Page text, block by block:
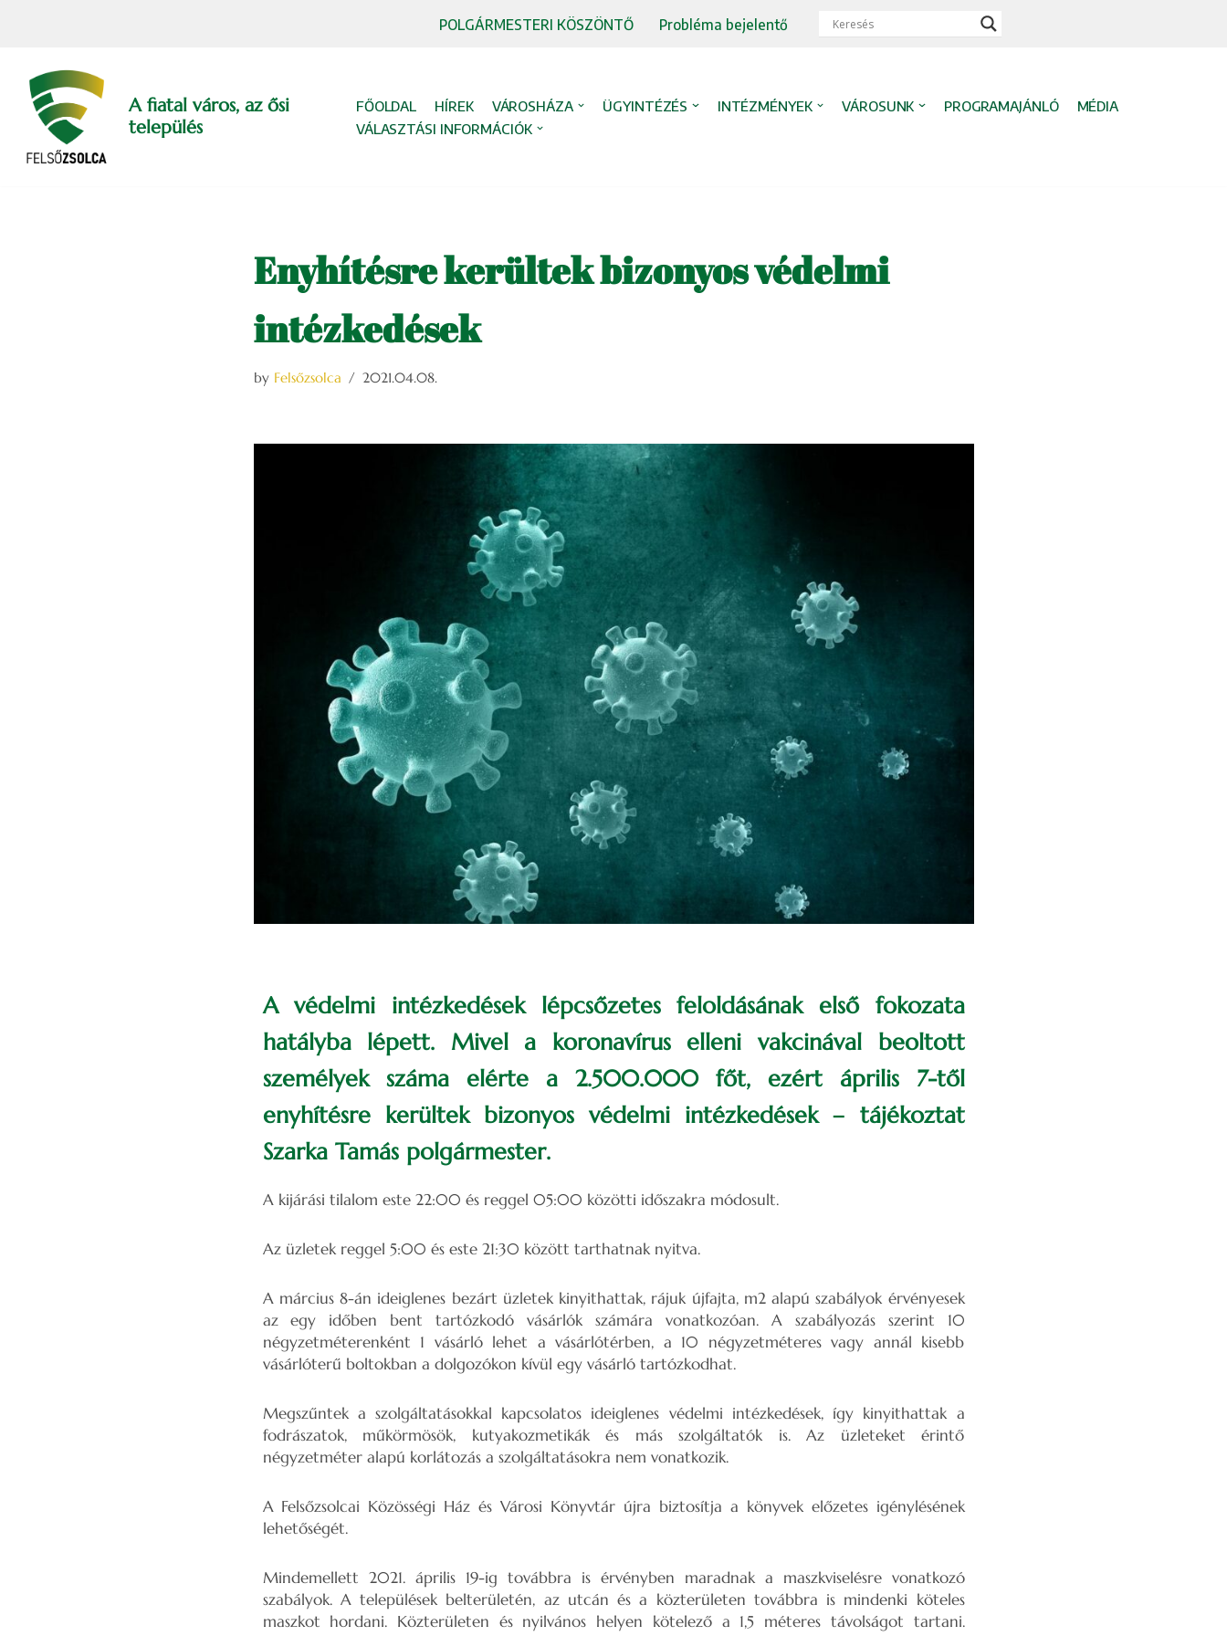
content
POLGÁRMESTERI KÖSZÖNTŐ Probléma bejelentő
A fiatal város, az ősi
település
FŐOLDAL HÍREK VÁROSHÁZA ÜGYINTÉZÉS INTÉZMÉNYEK VÁROSUNK PROGRAMAJÁNLÓ
MÉDIA
VÁLASZTÁSI INFORMÁCIÓK
Enyhítésre kerültek bizonyos védelmi
intézkedések
by Felsőzsolca 2021.04.08.
A védelmi intézkedések lépcsőzetes feloldásának első fokozata
hatályba lépett. Mivel a koronavírus elleni vakcinával beoltott
személyek száma elérte a 2.500.000 főt, ezért április 7-től
enyhítésre kerültek bizonyos védelmi intézkedések – tájékoztat
Szarka Tamás polgármester.
A kijárási tilalom este 22:00 és reggel 05:00 közötti időszakra módosult.
Az üzletek reggel 5:00 és este 21:30 között tarthatnak nyitva.
A március 8-án ideiglenes bezárt üzletek kinyithattak, rájuk újfajta, m2 alapú szabályok érvényesek
az egy időben bent tartózkodó vásárlók számára vonatkozóan. A szabályozás szerint 10
négyzetméterenként 1 vásárló lehet a vásárlótérben, a 10 négyzetméteres vagy annál kisebb
vásárlóterű boltokban a dolgozókon kívül egy vásárló tartózkodhat.
Megszűntek a szolgáltatásokkal kapcsolatos ideiglenes védelmi intézkedések, így kinyithattak a
fodrászatok, műkörmösök, kutyakozmetikák és más szolgáltatók is. Az üzleteket érintő
négyzetméter alapú korlátozás a szolgáltatásokra nem vonatkozik.
A Felsőzsolcai Közösségi Ház és Városi Könyvtár újra biztosítja a könyvek előzetes igénylésének
lehetőségét.
Mindemellett 2021. április 19-ig továbbra is érvényben maradnak a maszkviselésre vonatkozó
szabályok. A települések belterületén, az utcán és a közterületen továbbra is mindenki köteles
maszkot hordani. Közterületen és nyilvános helyen kötelező a 1,5 méteres távolságot tartani.